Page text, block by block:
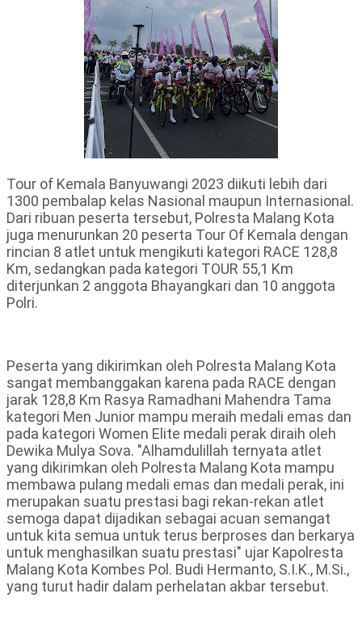
Tour of Kemala Banyuwangi 2023 diikuti lebih dari
1300 pembalap kelas Nasional maupun Internasional.
Dari ribuan peserta tersebut, Polresta Malang Kota
juga menurunkan 20 peserta Tour Of Kemala dengan
rincian 8 atlet untuk mengikuti kategori RACE 128,8
Km, sedangkan pada kategori TOUR 55,1 Km
diterjunkan 2 anggota Bhayangkari dan 10 anggota
Polri.
Peserta yang dikirimkan oleh Polresta Malang Kota
sangat membanggakan karena pada RACE dengan
jarak 128,8 Km Rasya Ramadhani Mahendra Tama
kategori Men Junior mampu meraih medali emas dan
pada kategori Women Elite medali perak diraih oleh
Dewika Mulya Sova. "Alhamdulillah ternyata atlet
yang dikirimkan oleh Polresta Malang Kota mampu
membawa pulang medali emas dan medali perak, ini
merupakan suatu prestasi bagi rekan-rekan atlet
semoga dapat dijadikan sebagai acuan semangat
untuk kita semua untuk terus berproses dan berkarya
untuk menghasilkan suatu prestasi" ujar Kapolresta
Malang Kota Kombes Pol. Budi Hermanto, S.I.K., M.Si.,
yang turut hadir dalam perhelatan akbar tersebut.